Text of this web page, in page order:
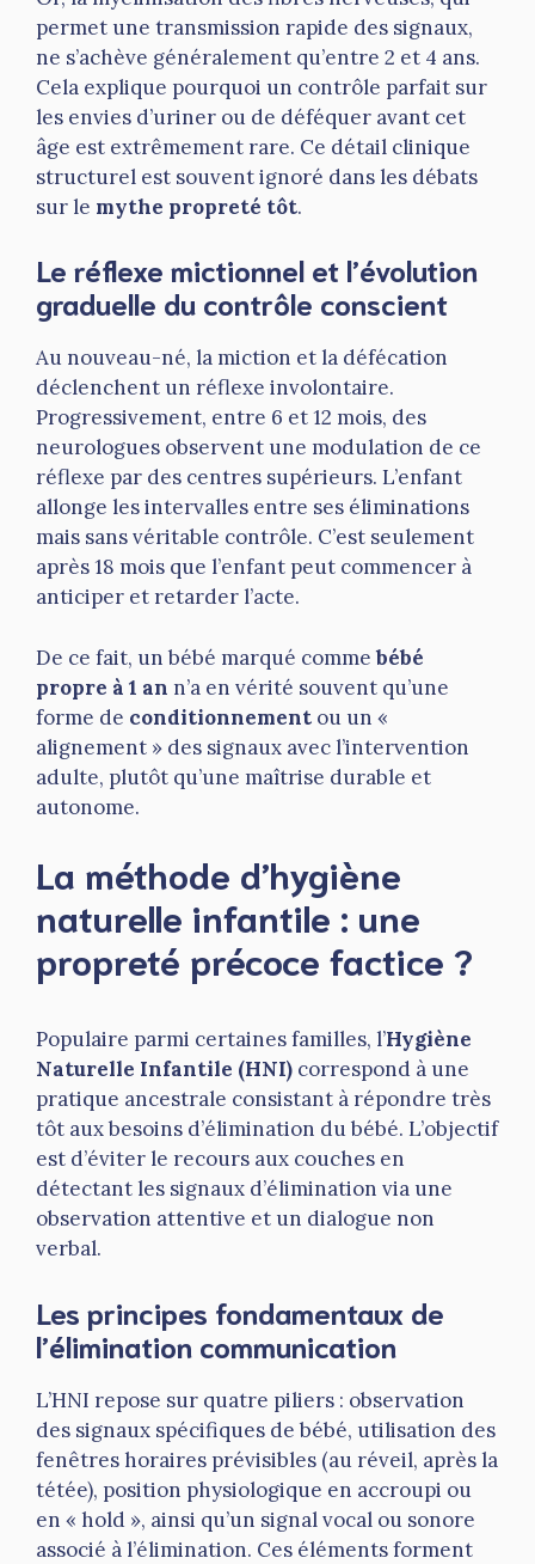
permet une transmission rapide des signaux,
ne s’achève généralement qu’entre 2 et 4 ans.
Cela explique pourquoi un contrôle parfait sur
les envies d’uriner ou de déféquer avant cet
âge est extrêmement rare. Ce détail clinique
structurel est souvent ignoré dans les débats
sur le mythe propreté tôt.
Le réflexe mictionnel et l’évolution
graduelle du contrôle conscient
Au nouveau-né, la miction et la défécation
déclenchent un réflexe involontaire.
Progressivement, entre 6 et 12 mois, des
neurologues observent une modulation de ce
réflexe par des centres supérieurs. L’enfant
allonge les intervalles entre ses éliminations
mais sans véritable contrôle. C’est seulement
après 18 mois que l’enfant peut commencer à
anticiper et retarder l’acte.
De ce fait, un bébé marqué commebébé
propre à 1 an n’a en vérité souvent qu’une
forme de conditionnement ou un «
alignement » des signaux avec l’intervention
adulte, plutôt qu’une maîtrise durable et
autonome.
La méthode d’hygiène
naturelle infantile : une
propreté précoce factice ?
Populaire parmi certaines familles, l’Hygiène
Naturelle Infantile (HNI) correspond à une
pratique ancestrale consistant à répondre très
tôt aux besoins d’élimination du bébé. L’objectif
est d’éviter le recours aux couches en
détectant les signaux d’élimination via une
observation attentive et un dialogue non
verbal.
Les principes fondamentaux de
l’élimination communication
L’HNI repose sur quatre piliers : observation
des signaux spécifiques de bébé, utilisation des
fenêtres horaires prévisibles (au réveil, après la
tétée), position physiologique en accroupi ou
en « hold », ainsi qu’un signal vocal ou sonore
associé à l’élimination. Ces éléments forment